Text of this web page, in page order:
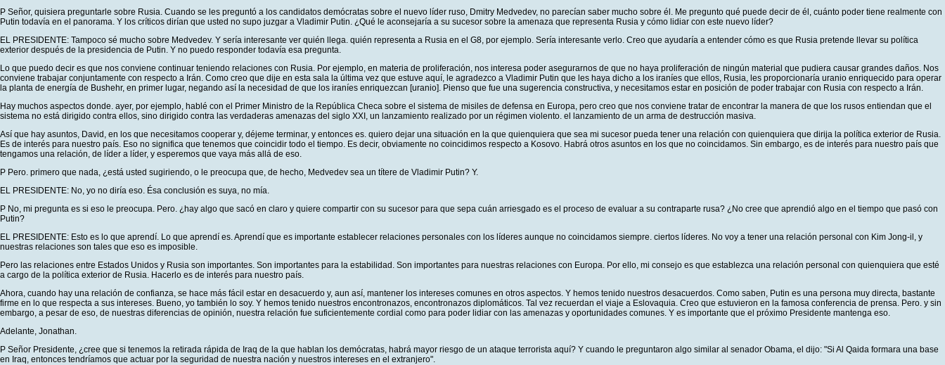
P Señor, quisiera preguntarle sobre Rusia. Cuando se les preguntó a los candidatos demócratas sobre el nuevo líder ruso, Dmitry Medvedev, no parecían saber mucho sobre él. Me pregunto qué puede decir de él, cuánto poder tiene realmente con
Putin todavía en el panorama. Y los críticos dirían que usted no supo juzgar a Vladimir Putin. ¿Qué le aconsejaría a su sucesor sobre la amenaza que representa Rusia y cómo lidiar con este nuevo líder?
EL PRESIDENTE: Tampoco sé mucho sobre Medvedev. Y sería interesante ver quién llega. quién representa a Rusia en el G8, por ejemplo. Sería interesante verlo. Creo que ayudaría a entender cómo es que Rusia pretende llevar su política
exterior después de la presidencia de Putin. Y no puedo responder todavía esa pregunta.
Lo que puedo decir es que nos conviene continuar teniendo relaciones con Rusia. Por ejemplo, en materia de proliferación, nos interesa poder asegurarnos de que no haya proliferación de ningún material que pudiera causar grandes daños. Nos
conviene trabajar conjuntamente con respecto a Irán. Como creo que dije en esta sala la última vez que estuve aquí, le agradezco a Vladimir Putin que les haya dicho a los iraníes que ellos, Rusia, les proporcionaría uranio enriquecido para operar
la planta de energía de Bushehr, en primer lugar, negando así la necesidad de que los iraníes enriquezcan [uranio]. Pienso que fue una sugerencia constructiva, y necesitamos estar en posición de poder trabajar con Rusia con respecto a Irán.
Hay muchos aspectos donde. ayer, por ejemplo, hablé con el Primer Ministro de la República Checa sobre el sistema de misiles de defensa en Europa, pero creo que nos conviene tratar de encontrar la manera de que los rusos entiendan que el
sistema no está dirigido contra ellos, sino dirigido contra las verdaderas amenazas del siglo XXI, un lanzamiento realizado por un régimen violento. el lanzamiento de un arma de destrucción masiva.
Así que hay asuntos, David, en los que necesitamos cooperar y, déjeme terminar, y entonces es. quiero dejar una situación en la que quienquiera que sea mi sucesor pueda tener una relación con quienquiera que dirija la política exterior de Rusia.
Es de interés para nuestro país. Eso no significa que tenemos que coincidir todo el tiempo. Es decir, obviamente no coincidimos respecto a Kosovo. Habrá otros asuntos en los que no coincidamos. Sin embargo, es de interés para nuestro país que
tengamos una relación, de líder a líder, y esperemos que vaya más allá de eso.
P Pero. primero que nada, ¿está usted sugiriendo, o le preocupa que, de hecho, Medvedev sea un títere de Vladimir Putin? Y.
EL PRESIDENTE: No, yo no diría eso. Ésa conclusión es suya, no mía.
P No, mi pregunta es si eso le preocupa. Pero. ¿hay algo que sacó en claro y quiere compartir con su sucesor para que sepa cuán arriesgado es el proceso de evaluar a su contraparte rusa? ¿No cree que aprendió algo en el tiempo que pasó con
Putin?
EL PRESIDENTE: Esto es lo que aprendí. Lo que aprendí es. Aprendí que es importante establecer relaciones personales con los líderes aunque no coincidamos siempre. ciertos líderes. No voy a tener una relación personal con Kim Jong-il, y
nuestras relaciones son tales que eso es imposible.
Pero las relaciones entre Estados Unidos y Rusia son importantes. Son importantes para la estabilidad. Son importantes para nuestras relaciones con Europa. Por ello, mi consejo es que establezca una relación personal con quienquiera que esté
a cargo de la política exterior de Rusia. Hacerlo es de interés para nuestro país.
Ahora, cuando hay una relación de confianza, se hace más fácil estar en desacuerdo y, aun así, mantener los intereses comunes en otros aspectos. Y hemos tenido nuestros desacuerdos. Como saben, Putin es una persona muy directa, bastante
firme en lo que respecta a sus intereses. Bueno, yo también lo soy. Y hemos tenido nuestros encontronazos, encontronazos diplomáticos. Tal vez recuerdan el viaje a Eslovaquia. Creo que estuvieron en la famosa conferencia de prensa. Pero. y sin
embargo, a pesar de eso, de nuestras diferencias de opinión, nuestra relación fue suficientemente cordial como para poder lidiar con las amenazas y oportunidades comunes. Y es importante que el próximo Presidente mantenga eso.
Adelante, Jonathan.
P Señor Presidente, ¿cree que si tenemos la retirada rápida de Iraq de la que hablan los demócratas, habrá mayor riesgo de un ataque terrorista aquí? Y cuando le preguntaron algo similar al senador Obama, el dijo: "Si Al Qaida formara una base
en Iraq, entonces tendríamos que actuar por la seguridad de nuestra nación y nuestros intereses en el extranjero".